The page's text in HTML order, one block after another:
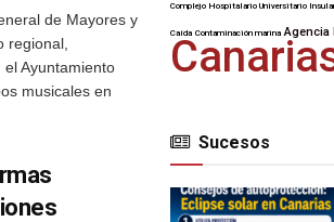
de Mayores y
regional,
Ayuntamiento
musicales en
Complejo Hospitalario Universitario
Caída Contaminación marina Agencia
Sucesos